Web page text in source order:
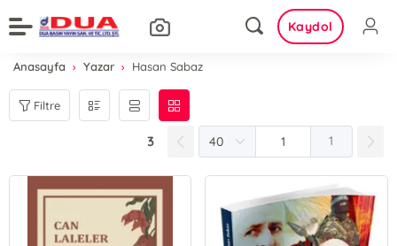
Kaydol
Anasayfa Yazar Hasan Sabaz
Filtre
3 1